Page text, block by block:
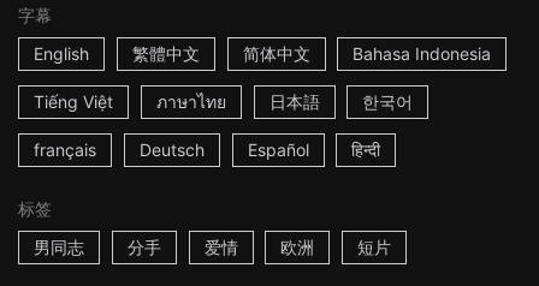
字幕
English
繁體中文 简体中文 Bahasa Indonesia
Tiếng Việt ภาษาไทย 日本語 한국어
français Deutsch Español हिन्दी
标签
男同志
分手 爱情 欧洲 短片